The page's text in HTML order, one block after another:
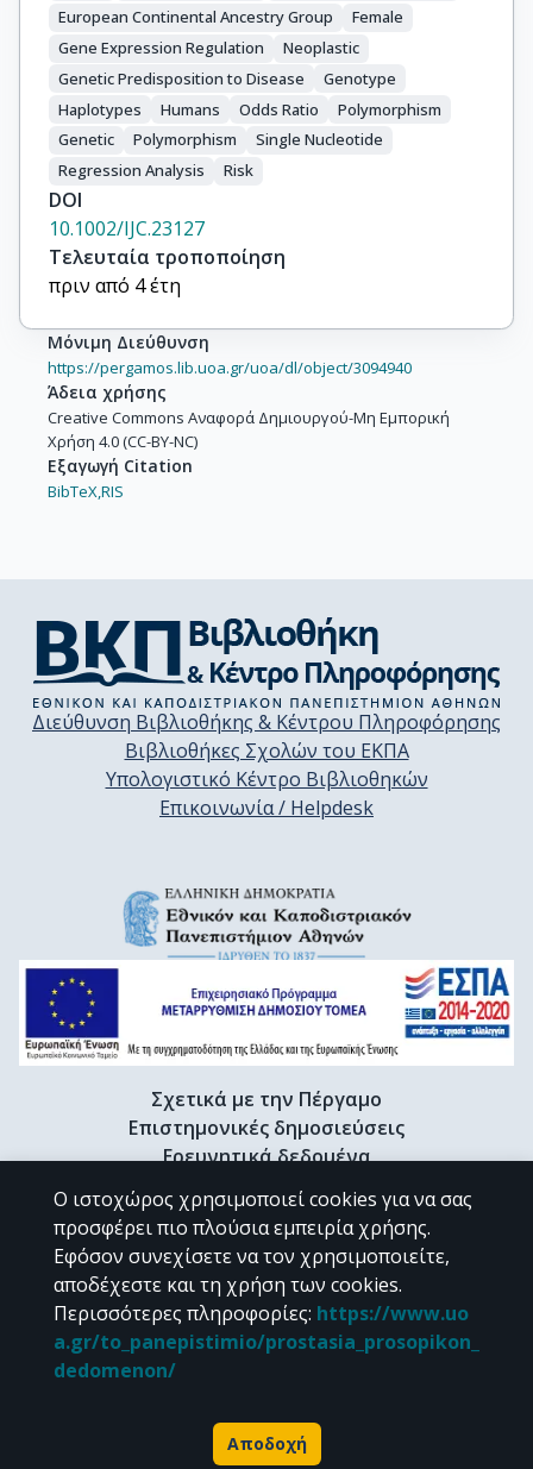
Peeters, P.H.M.
Pike, M.C.
Riboli, E.
Stram, D.O.
Thun, M.
Tjonneland, A.
Travis, R.C.
Trichopoulos, D.
Yeager, M.
European Continental Ancestry Group
Female
Gene Expression Regulation
Neoplastic
Genetic Predisposition to Disease
Genotype
Haplotypes
Humans Odds Ratio
Polymorphism
Genetic
Polymorphism
Single Nucleotide
Regression Analysis
Risk
DOI
10.1002/IJC.23127
Τελευταία τροποποίηση
πριν από 4 έτη
Μόνιμη Διεύθυνση
https://pergamos.lib.uoa.gr/uoa/dl/object/3094940
Άδεια χρήσης
Creative Commons Αναφορά Δημιουργού-Μη Εμπορική
Χρήση 4.0 (CC-BY-NC)
Εξαγωγή Citation
BibTeX, RIS
Διεύθυνση Βιβλιοθήκης & Κέντρου Πληροφόρησης
Βιβλιοθήκες Σχολών του ΕΚΠΑ
Υπολογιστικό Κέντρο Βιβλιοθηκών
Επικοινωνία / Helpdesk
Σχετικά με την Πέργαμο
Επιστημονικές δημοσιεύσεις
Ερευνητικά δεδομένα
Διδακτορικές διατριβές & Γκρίζα βιβλιογραφία
Προφίλ Ερευνητή
CC BY-NC 4.0
Εκτός αν αναφέρεται διαφορετικά, το υλικό της "Περγάμου" διατίθεται
Powered by
Ο ιστοχώρος χρησιμοποιεί cookies για να σας
προσφέρει πιο πλούσια εμπειρία χρήσης.
Εφόσον συνεχίσετε να τον χρησιμοποιείτε,
αποδέχεστε και τη χρήση των cookies.
Περισσότερες πληροφορίες: https://www.uo
a.gr/to_panepistimio/prostasia_prosopikon_
dedomenon/
Αποδοχή